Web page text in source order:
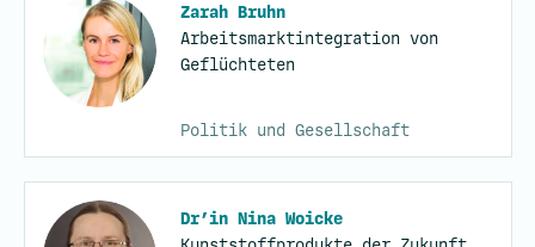
Zarah Bruhn
Arbeitsmarktintegration von
Geflüchteten
Politik und Gesellschaft
Dr’in Nina Woicke